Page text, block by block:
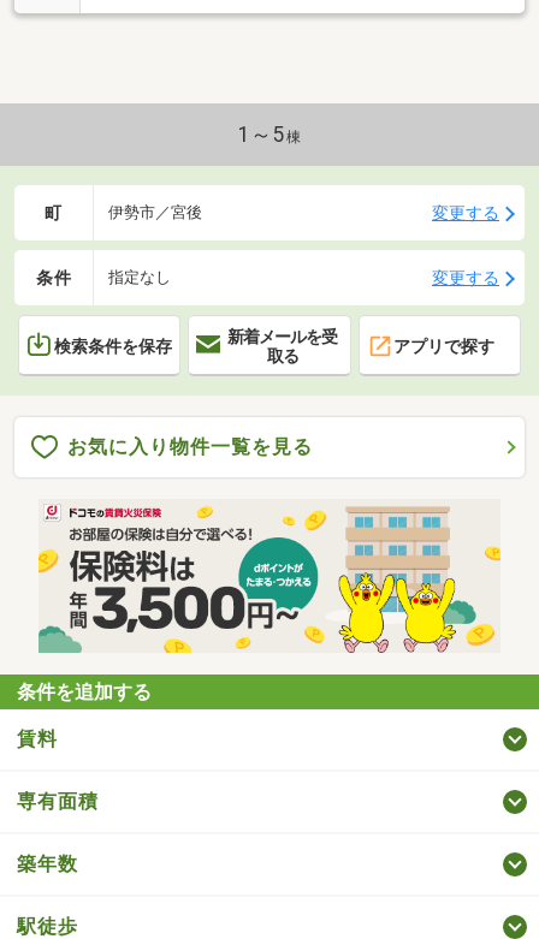
1～5棟
町 伊勢市／宮後 変更する
条件 指定なし 変更する
検索条件を保存
新着メールを受
取る
アプリで探す
お気に入り物件一覧を見る
条件を追加する
賃料
専有面積
築年数
駅徒歩